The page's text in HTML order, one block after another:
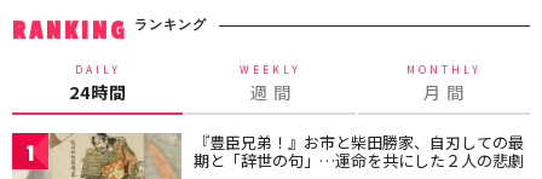
RANKING ランキング
DAILY
24時間
WEEKLY
週 間
MONTHLY
月 間
1 『豊臣兄弟！』お市と柴田勝家、自刃しての最
期と「辞世の句」…運命を共にした２人の悲劇